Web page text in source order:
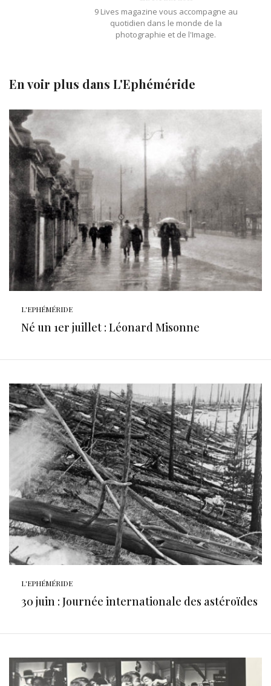
9 Lives magazine vous accompagne au
quotidien dans le monde de la
photographie et de l'Image.
En voir plus dans L'Ephéméride
L'EPHÉMÉRIDE
Né un 1er juillet : Léonard Misonne
L'EPHÉMÉRIDE
30 juin : Journée internationale des astéroïdes